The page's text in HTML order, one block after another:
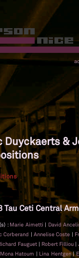
Duyckaerts &
Tau Ceti Central
: Marie Aimetti | David
Corberand |Annelise Coste |
Fauguet | Robert Filliou |
Mona Hatoum | Lina Hentgen|